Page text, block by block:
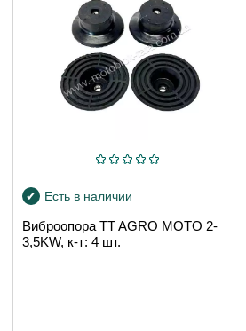
Есть в наличии
Виброопора TT AGRO MOTO 2-
3,5KW, к-т: 4 шт.